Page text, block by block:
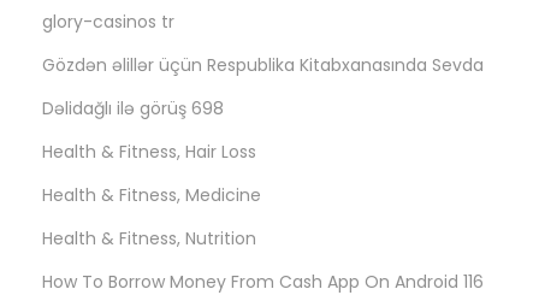
glory-casinos tr
Gözdən əlillər üçün Respublika Kitabxanasında Sevda
Dəlidağlı ilə görüş 698
Health & Fitness, Hair Loss
Health & Fitness, Medicine
Health & Fitness, Nutrition
How To Borrow Money From Cash App On Android 116